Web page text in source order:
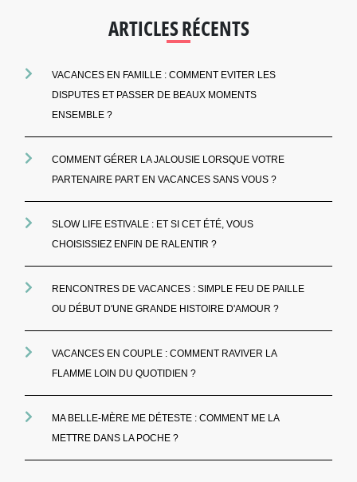
ARTICLES RÉCENTS
VACANCES EN FAMILLE : COMMENT EVITER LES
DISPUTES ET PASSER DE BEAUX MOMENTS
ENSEMBLE ?
COMMENT GÉRER LA JALOUSIE LORSQUE VOTRE
PARTENAIRE PART EN VACANCES SANS VOUS ?
SLOW LIFE ESTIVALE : ET SI CET ÉTÉ, VOUS
CHOISISSIEZ ENFIN DE RALENTIR ?
RENCONTRES DE VACANCES : SIMPLE FEU DE PAILLE
OU DÉBUT D'UNE GRANDE HISTOIRE D'AMOUR ?
VACANCES EN COUPLE : COMMENT RAVIVER LA
FLAMME LOIN DU QUOTIDIEN ?
MA BELLE-MÈRE ME DÉTESTE : COMMENT ME LA
METTRE DANS LA POCHE ?